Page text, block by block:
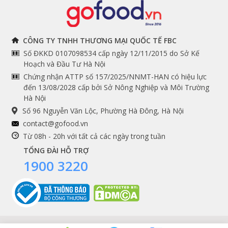
THÔNG TIN
Chính sách và quy định
chung
Hướng dẫn đặt hàng
Cam kết chất lượng
THEO DÕI NGAY
Facebook
Instagram
Youtube
Tiktok
Shopee
DỊCH VỤ
Premium services
CÔNG TY TNHH THƯƠNG MẠI QUỐC TẾ FBC
Số ĐKKD 0107098534 cấp ngày 12/11/2015 do Sở Kế
Hoạch và Đầu Tư Hà Nội
Chứng nhận ATTP số 157/2025/NNMT-HAN có hiệu lực
đến 13/08/2028 cấp bởi Sở Nông Nghiệp và Môi Trường
Hà Nội
Số 96 Nguyễn Văn Lộc, Phường Hà Đông, Hà Nội
contact@gofood.vn
Từ 08h - 20h với tất cả các ngày trong tuần
TỔNG ĐÀI HỖ TRỢ
1900 3220